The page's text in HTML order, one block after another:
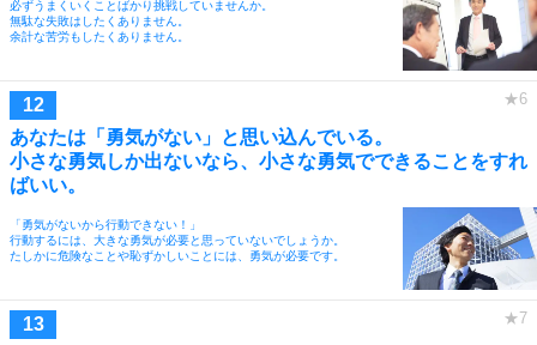
必ずうまくいくことばかり挑戦していませんか。
無駄な失敗はしたくありません。
余計な苦労もしたくありません。
あなたは「勇気がない」と思い込んでいる。
小さな勇気しか出ないなら、小さな勇気でできることをすれ
ばいい。
「勇気がないから行動できない！」
行動するには、大きな勇気が必要と思っていないでしょうか。
たしかに危険なことや恥ずかしいことには、勇気が必要です。